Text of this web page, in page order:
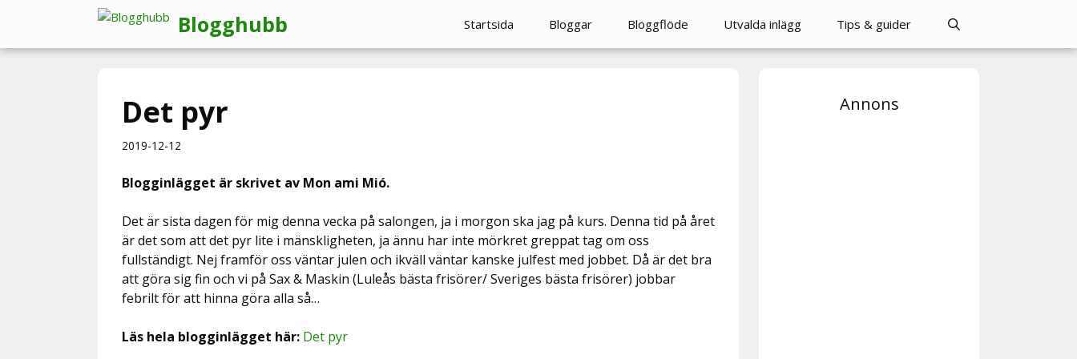
innehåll
Blogghubb Startsida Bloggar Bloggflöde Utvalda inlägg Tips & guider
Det pyr
2019-12-12
Blogginlägget är skrivet av Mon ami Mió.
Det är sista dagen för mig denna vecka på salongen, ja i morgon ska jag på kurs. Denna tid på året
är det som att det pyr lite i mänskligheten, ja ännu har inte mörkret greppat tag om oss
fullständigt. Nej framför oss väntar julen och ikväll väntar kanske julfest med jobbet. Då är det bra
att göra sig fin och vi på Sax & Maskin (Luleås bästa frisörer/ Sveriges bästa frisörer) jobbar
febrilt för att hinna göra alla så…
Läs hela blogginlägget här: Det pyr
Annons